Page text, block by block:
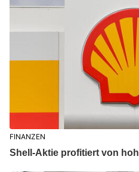
FINANZEN
Shell-Aktie profitiert von